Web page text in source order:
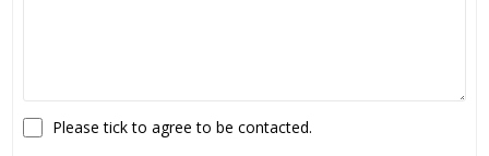
Please tick to agree to be contacted.